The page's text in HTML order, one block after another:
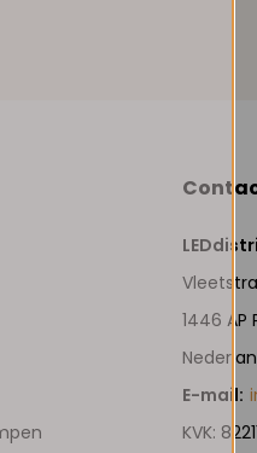
1446 AP
E-mail:
KVK: